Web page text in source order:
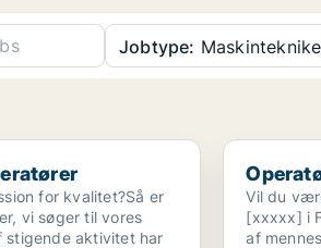
Jobtype:
for kvalitet?Så er
vi søger til vores
stigende aktivitet har
Operatører
Vil du
[xxxxx] i
af